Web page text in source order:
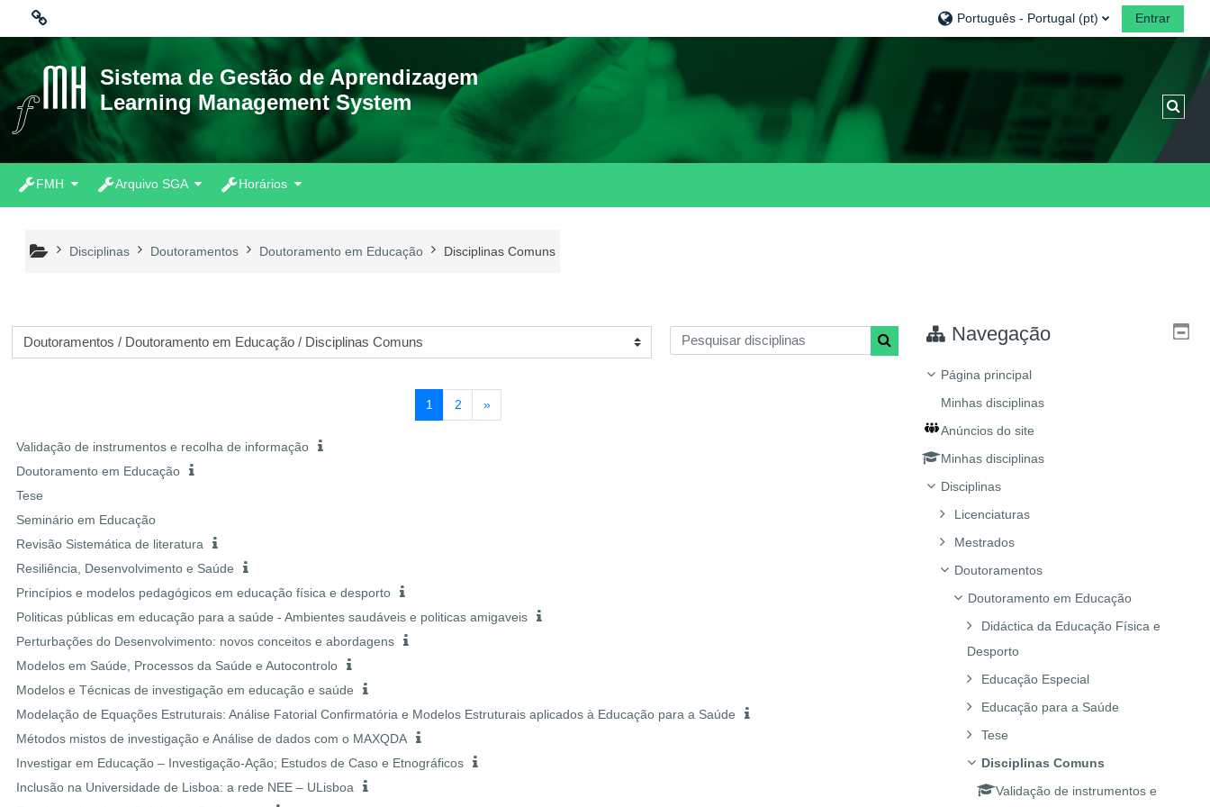
Ligações
Moodle community
Moodle.com
Português - Portugal ‎(pt)‎ Entrar
Sistema de Gestão de Aprendizagem
Learning Management System
FMH Arquivo SGA Horários
Disciplinas Doutoramentos Doutoramento em Educação Disciplinas Comuns
de disciplinas
Pesquisar disciplinas
Pesquisar disciplinas
1 Página 1
2Página 2
»Página seguinte
Validação de instrumentos e recolha de informação
Doutoramento em Educação
Tese
Seminário em Educação
Revisão Sistemática de literatura
Resiliência, Desenvolvimento e Saúde
Princípios e modelos pedagógicos em educação física e desporto
Politicas públicas em educação para a saúde - Ambientes saudáveis e politicas amigaveis
Perturbações do Desenvolvimento: novos conceitos e abordagens
Modelos em Saúde, Processos da Saúde e Autocontrolo
Modelos e Técnicas de investigação em educação e saúde
Modelação de Equações Estruturais: Análise Fatorial Confirmatória e Modelos Estruturais aplicados à Educação para a Saúde
Métodos mistos de investigação e Análise de dados com o MAXQDA
Investigar em Educação – Investigação-Ação; Estudos de Caso e Etnográficos
Inclusão na Universidade de Lisboa: a rede NEE – ULisboa
Navegação
Página principal
Minhas disciplinas
Anúncios do site
Minhas disciplinas
Disciplinas
Licenciaturas
Mestrados
Doutoramentos
Doutoramento em Educação
Didáctica da Educação Física e
Desporto
Educação Especial
Educação para a Saúde
Tese
Disciplinas Comuns
Validação de instrumentos e